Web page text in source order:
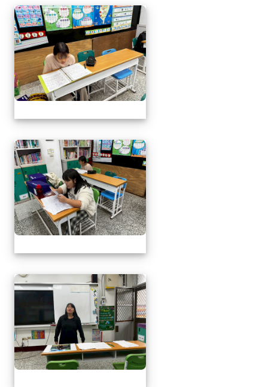
1141217萬榮鄉英語文
1141217萬榮鄉英語文